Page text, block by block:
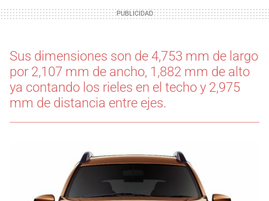
Sus dimensiones son de 4,753 mm de largo
por 2,107 mm de ancho, 1,882 mm de alto
ya contando los rieles en el techo y 2,975
mm de distancia entre ejes.